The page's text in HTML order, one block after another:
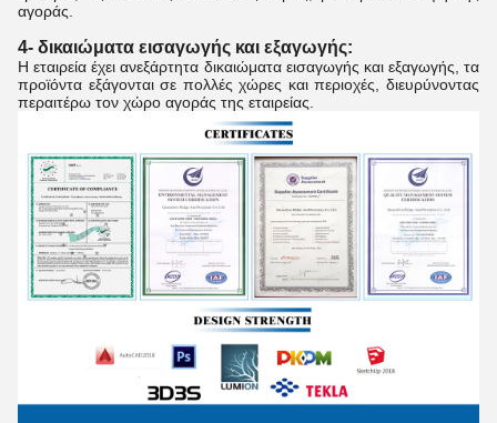
αγοράς.
4- δικαιώματα εισαγωγής και εξαγωγής:
Η εταιρεία έχει ανεξάρτητα δικαιώματα εισαγωγής και εξαγωγής, τα
προϊόντα εξάγονται σε πολλές χώρες και περιοχές, διευρύνοντας
περαιτέρω τον χώρο αγοράς της εταιρείας.